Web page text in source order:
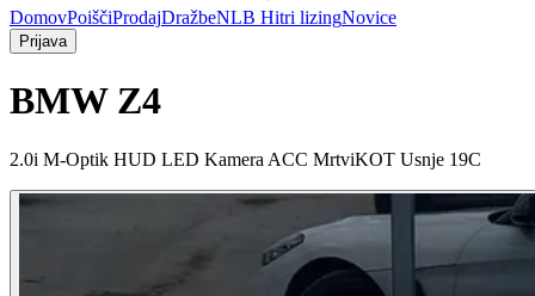
DomovPoiščiProdajDražbeNLB Hitri lizingNovice
Prijava
BMW Z4
2.0i M-Optik HUD LED Kamera ACC MrtviKOT Usnje 19C